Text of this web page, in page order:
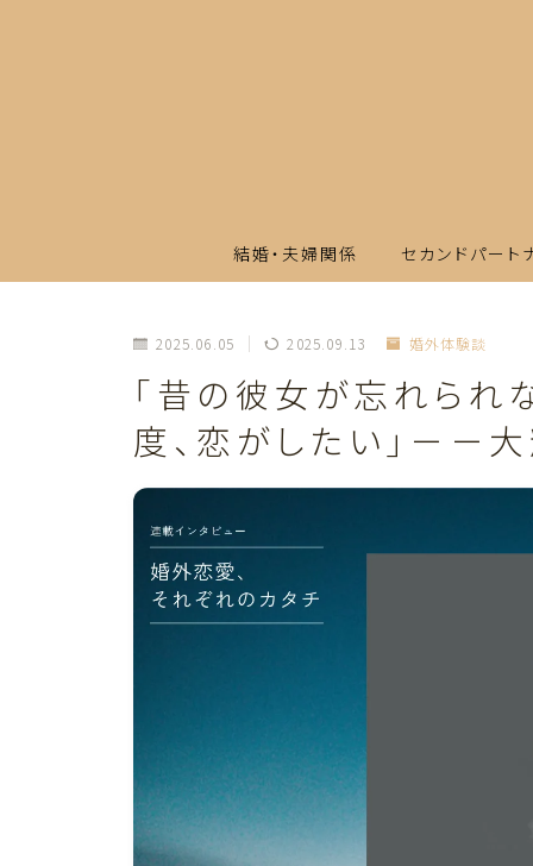
結婚・夫婦関係 セカンドパート
2025.06.05 2025.09.13 婚外体験談
「昔の彼女が忘れられ
度、恋がしたい」－－